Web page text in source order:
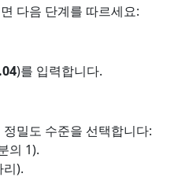
다음 단계를 따르세요:
)를 입력합니다.
밀도 수준을 선택합니다:
의 1).
).